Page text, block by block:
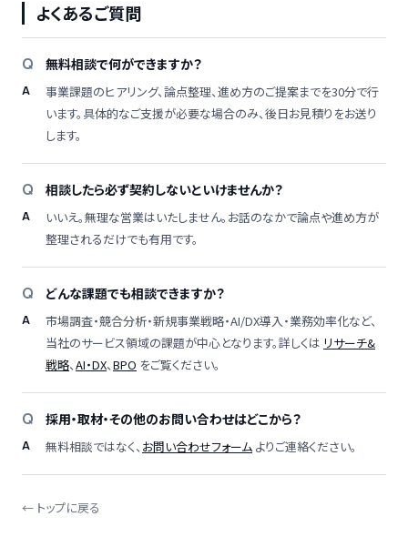
よくあるご質問
無料相談で何ができますか？
事業課題のヒアリング、論点整理、進め方のご提案までを30分で行
います。具体的なご支援が必要な場合のみ、後日お見積りをお送り
します。
相談したら必ず契約しないといけませんか？
いいえ。無理な営業はいたしません。お話のなかで論点や進め方が
整理されるだけでも有用です。
どんな課題でも相談できますか？
市場調査・競合分析・新規事業戦略・AI/DX導入・業務効率化など、
当社のサービス領域の課題が中心となります。詳しくは リサーチ&
戦略、AI・DX、BPO をご覧ください。
採用・取材・その他のお問い合わせはどこから？
無料相談ではなく、 お問い合わせフォーム よりご連絡ください。
← トップに戻る